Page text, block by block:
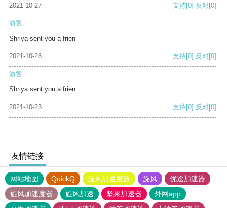
2021-10-27 支持[0] 反对[0]
游客
Shriya sent you a frien
2021-10-26 支持[0] 反对[0]
游客
Shriya sent you a frien
2021-10-23 支持[0] 反对[0]
友情链接
网站地图 QuickQ 旋风加速度器 旋风
优途加速器
旋风加速度器
旋风加速 坚果加速器
外网app